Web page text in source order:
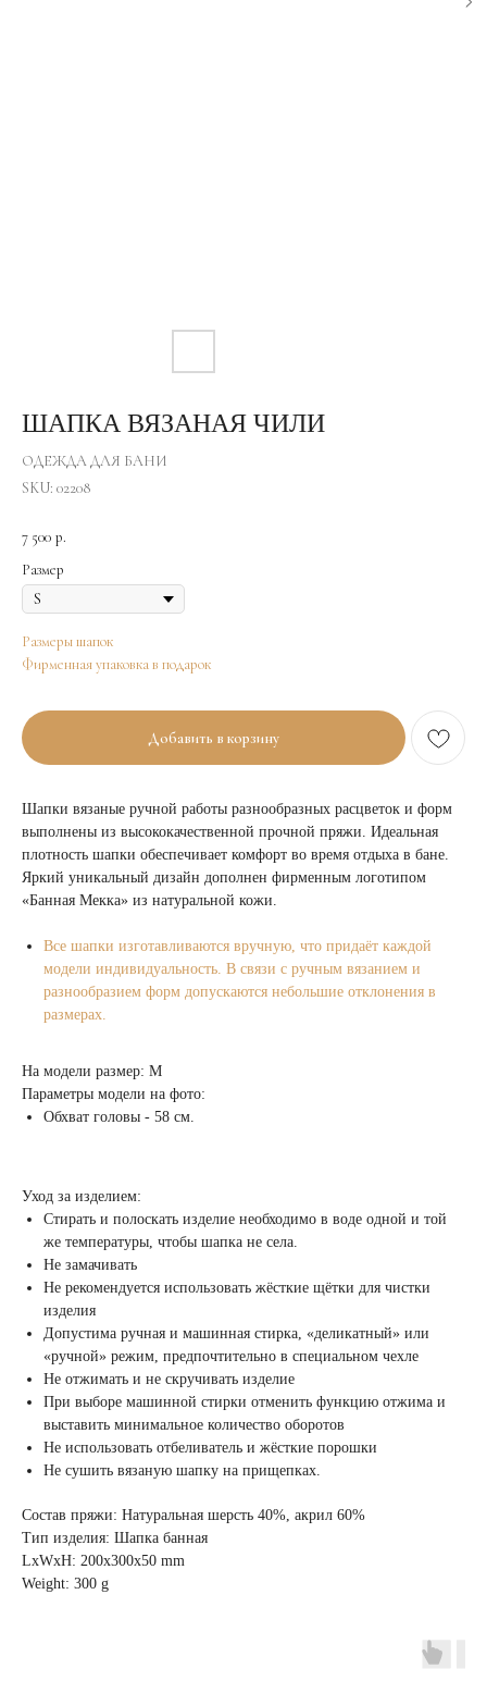
ШАПКА ВЯЗАНАЯ ЧИЛИ
ОДЕЖДА ДЛЯ БАНИ
SKU: 02208
7 500 р.
Размер
Размеры шапок
Фирменная упаковка в подарок
Добавить в корзину
Шапки вязаные ручной работы разнообразных расцветок и форм
выполнены из высококачественной прочной пряжи. Идеальная
плотность шапки обеспечивает комфорт во время отдыха в бане.
Яркий уникальный дизайн дополнен фирменным логотипом
«Банная Мекка» из натуральной кожи.
Все шапки изготавливаются вручную, что придаёт каждой
модели индивидуальность. В связи с ручным вязанием и
разнообразием форм допускаются небольшие отклонения в
размерах.
На модели размер: M
Параметры модели на фото:
Обхват головы - 58 см.
Уход за изделием:
Стирать и полоскать изделие необходимо в воде одной и той
же температуры, чтобы шапка не села.
Не замачивать
Не рекомендуется использовать жёсткие щётки для чистки
изделия
Допустима ручная и машинная стирка, «деликатный» или
«ручной» режим, предпочтительно в специальном чехле
Не отжимать и не скручивать изделие
При выборе машинной стирки отменить функцию отжима и
выставить минимальное количество оборотов
Не использовать отбеливатель и жёсткие порошки
Не сушить вязаную шапку на прищепках.
Состав пряжи: Натуральная шерсть 40%, акрил 60%
Тип изделия: Шапка банная
LxWxH: 200x300x50 mm
Weight: 300 g